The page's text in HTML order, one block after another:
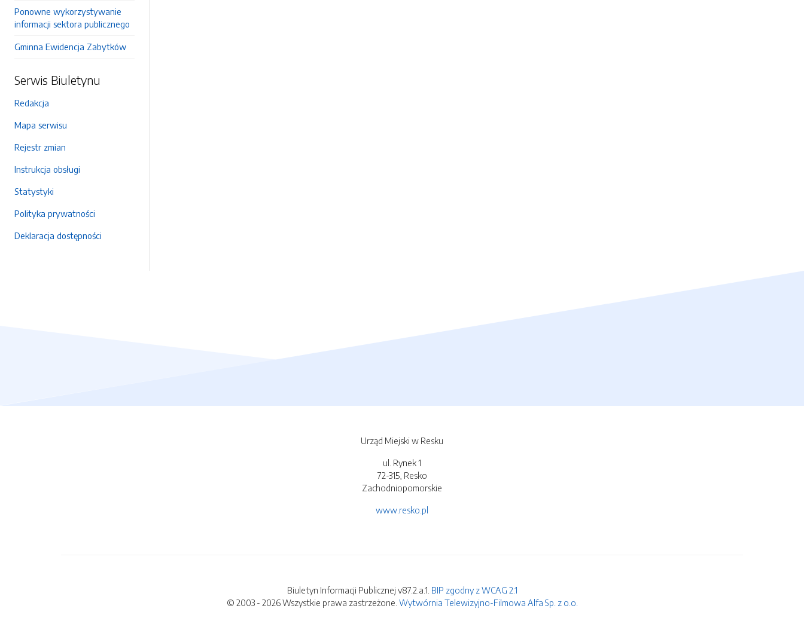
Ponowne wykorzystywanie
informacji sektora publicznego
Gminna Ewidencja Zabytków
Serwis Biuletynu
Redakcja
Mapa serwisu
Rejestr zmian
Instrukcja obsługi
Statystyki
Polityka prywatności
Deklaracja dostępności
Urząd Miejski w Resku
ul. Rynek 1
72-315, Resko
Zachodniopomorskie
www.resko.pl
Biuletyn Informacji Publicznej v87.2.a.1. BIP zgodny z WCAG 2.1
© 2003 - 2026 Wszystkie prawa zastrzeżone. Wytwórnia Telewizyjno-Filmowa Alfa Sp. z o.o.